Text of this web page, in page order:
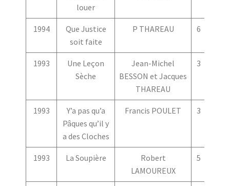
louer
1994
Que Justice
soit faite
P THAREAU 6
1993
Une Leçon
Sèche
Jean-Michel
BESSON et Jacques
THAREAU
3
1993
Y’a pas qu’a
Pâques qu’il y
a des Cloches
Francis POULET 3
1993 La Soupière
Robert
LAMOUREUX
5